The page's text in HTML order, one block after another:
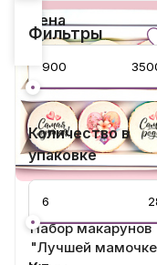
900 ₽
Набор макарунов
"Лучшей
Фильтры
Цена
Количество в
упаковке